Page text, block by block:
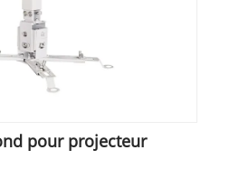
pour projecteur